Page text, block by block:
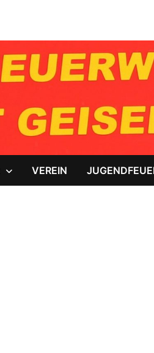
VEREIN